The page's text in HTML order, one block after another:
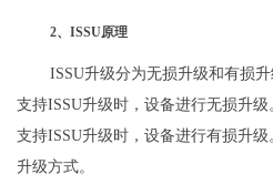
2、ISSU原理
ISSU升级分为无损升级和有损
支持ISSU升级时，设备进行无损升
支持ISSU升级时，设备进行有损升
升级方式。